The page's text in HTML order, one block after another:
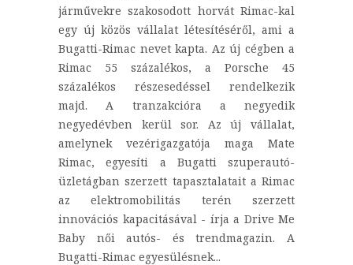
járművekre szakosodott horvát Rimac-kal
egy új közös vállalat létesítéséről, ami a
Bugatti-Rimac nevet kapta. Az új cégben a
Rimac 55 százalékos, a Porsche 45
százalékos részesedéssel rendelkezik
majd. A tranzakcióra a negyedik
negyedévben kerül sor. Az új vállalat,
amelynek vezérigazgatója maga Mate
Rimac, egyesíti a Bugatti szuperautó-
üzletágban szerzett tapasztalatait a Rimac
az elektromobilitás terén szerzett
innovációs kapacitásával - írja a Drive Me
Baby női autós- és trendmagazin. A
Bugatti-Rimac egyesülésnek...